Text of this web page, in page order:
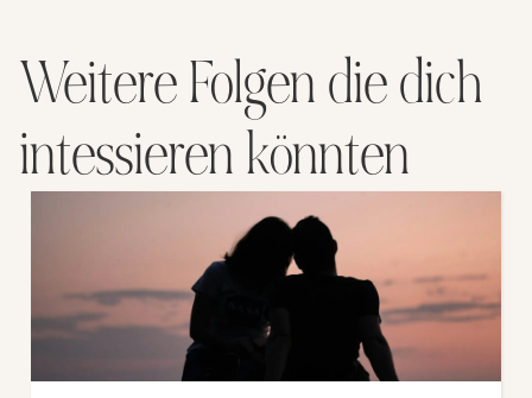
Weitere Folgen die dich
intessieren könnten